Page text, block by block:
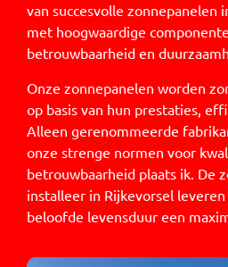
van succesvolle zonnepanelen
met hoogwaardige
betrouwbaarheid en
Onze zonnepanelen worden
op basis van hun prestaties,
Alleen gerenommeerde
onze strenge normen voor
betrouwbaarheid plaats ik. De
installeer in Rijkevorsel
beloofde levensduur een